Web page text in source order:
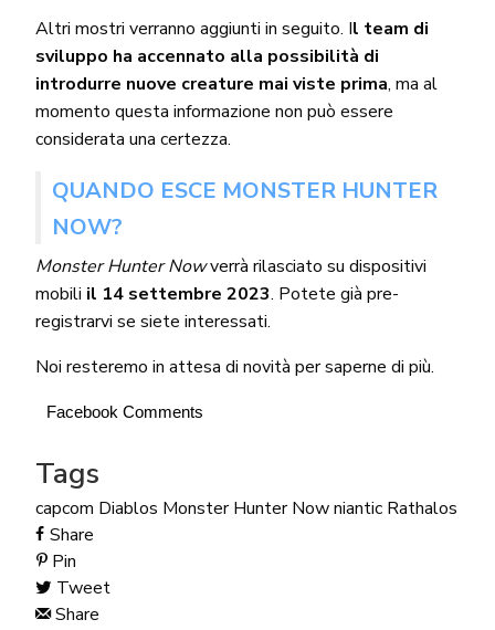
Altri mostri verranno aggiunti in seguito. Il team di
sviluppo ha accennato alla possibilità di
introdurre nuove creature mai viste prima, ma al
momento questa informazione non può essere
considerata una certezza.
QUANDO ESCE MONSTER HUNTER
NOW?
Monster Hunter Nowverrà rilasciato su dispositivi
mobili il 14 settembre 2023. Potete già pre-
registrarvi se siete interessati.
Noi resteremo in attesa di novità per saperne di più.
Facebook Comments
Tags
capcom Diablos Monster Hunter Nowniantic Rathalos
Share
Pin
Tweet
Share